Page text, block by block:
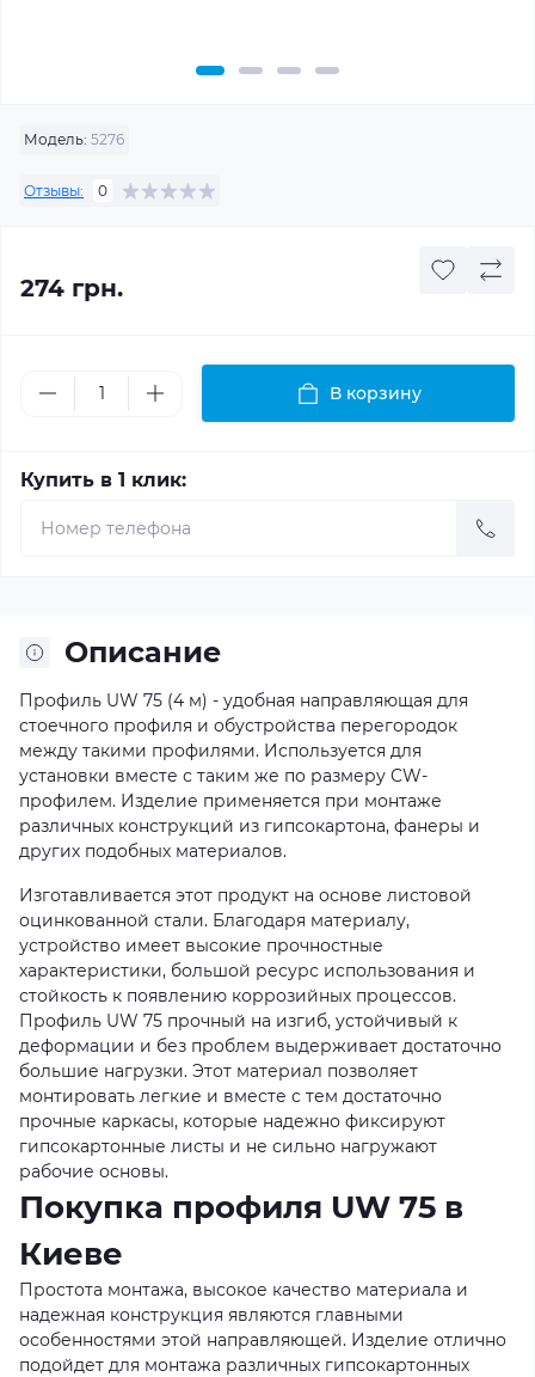
Модель: 5276
Отзывы: 0
274 грн.
В корзину
Купить в 1 клик:
Описание
Профиль UW 75 (4 м) - удобная направляющая для
стоечного профиля и обустройства перегородок
между такими профилями. Используется для
установки вместе с таким же по размеру CW-
профилем. Изделие применяется при монтаже
различных конструкций из гипсокартона, фанеры и
других подобных материалов.
Изготавливается этот продукт на основе листовой
оцинкованной стали. Благодаря материалу,
устройство имеет высокие прочностные
характеристики, большой ресурс использования и
стойкость к появлению коррозийных процессов.
Профиль UW 75 прочный на изгиб, устойчивый к
деформации и без проблем выдерживает достаточно
большие нагрузки. Этот материал позволяет
монтировать легкие и вместе с тем достаточно
прочные каркасы, которые надежно фиксируют
гипсокартонные листы и не сильно нагружают
рабочие основы.
Покупка профиля UW 75 в
Киеве
Простота монтажа, высокое качество материала и
надежная конструкция являются главными
особенностями этой направляющей. Изделие отлично
подойдет для монтажа различных гипсокартонных